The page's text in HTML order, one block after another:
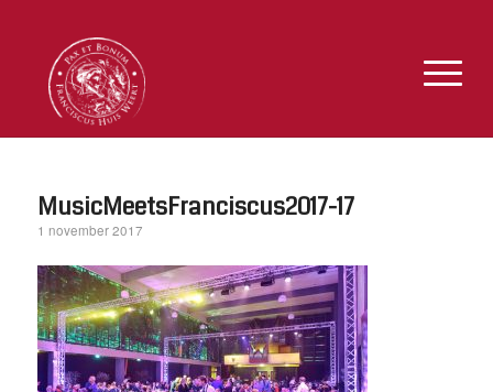
MusicMeetsFranciscus2017-17
1 november 2017